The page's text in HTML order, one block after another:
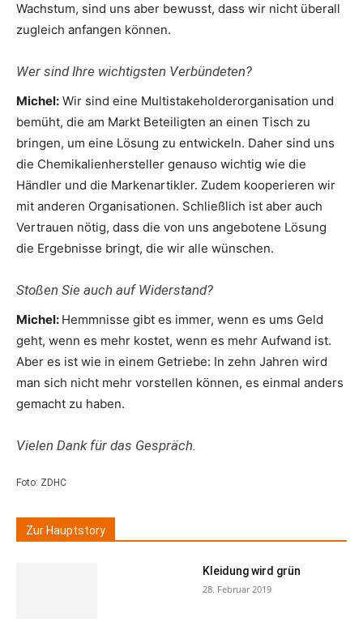
Wachstum, sind uns aber bewusst, dass wir nicht überall
zugleich anfangen können.
Wer sind Ihre wichtigsten Verbündeten?
Michel: Wir sind eine Multistakeholderorganisation und
bemüht, die am Markt Beteiligten an einen Tisch zu
bringen, um eine Lösung zu entwickeln. Daher sind uns
die Chemikalienhersteller genauso wichtig wie die
Händler und die Markenartikler. Zudem kooperieren wir
mit anderen Organisationen. Schließlich ist aber auch
Vertrauen nötig, dass die von uns angebotene Lösung
die Ergebnisse bringt, die wir alle wünschen.
Stoßen Sie auch auf Widerstand?
Michel: Hemmnisse gibt es immer, wenn es ums Geld
geht, wenn es mehr kostet, wenn es mehr Aufwand ist.
Aber es ist wie in einem Getriebe: In zehn Jahren wird
man sich nicht mehr vorstellen können, es einmal anders
gemacht zu haben.
Vielen Dank für das Gespräch.
Foto: ZDHC
Zur Hauptstory
Kleidung wird grün
28. Februar 2019